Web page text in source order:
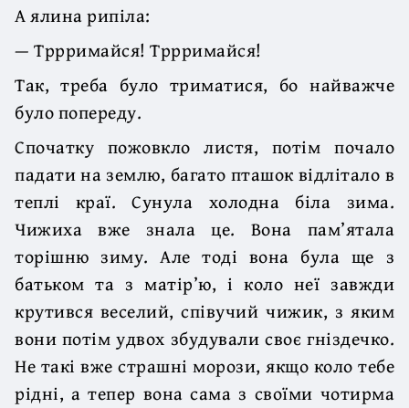
А ялина рипіла:
— Тррримайся! Тррримайся!
Так, треба було триматися, бо найважче
було попереду.
Спочатку пожовкло листя, потім почало
падати на землю, багато пташок відлітало в
теплі краї. Сунула холодна біла зима.
Чижиха вже знала це. Вона пам’ятала
торішню зиму. Але тоді вона була ще з
батьком та з матір’ю, і коло неї завжди
крутився веселий, співучий чижик, з яким
вони потім удвох збудували своє гніздечко.
Не такі вже страшні морози, якщо коло тебе
рідні, а тепер вона сама з своїми чотирма